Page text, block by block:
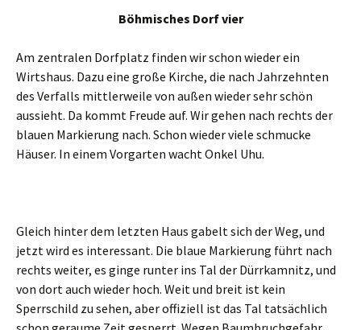
Böhmisches Dorf vier
Am zentralen Dorfplatz finden wir schon wieder ein
Wirtshaus. Dazu eine große Kirche, die nach Jahrzehnten
des Verfalls mittlerweile von außen wieder sehr schön
aussieht. Da kommt Freude auf. Wir gehen nach rechts der
blauen Markierung nach. Schon wieder viele schmucke
Häuser. In einem Vorgarten wacht Onkel Uhu.
Gleich hinter dem letzten Haus gabelt sich der Weg, und
jetzt wird es interessant. Die blaue Markierung führt nach
rechts weiter, es ginge runter ins Tal der Dürrkamnitz, und
von dort auch wieder hoch. Weit und breit ist kein
Sperrschild zu sehen, aber offiziell ist das Tal tatsächlich